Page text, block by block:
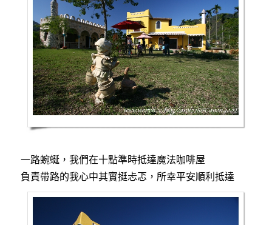
一路蜿蜒，我們在十點準時抵達魔法咖啡屋
負責帶路的我心中其實挺忐忑，所幸平安順利抵達